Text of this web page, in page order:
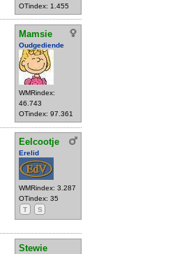
OTindex: 1.455
Mamsie
Oudgediende
WMRindex:
46.743
OTindex: 97.361
Eelcootje
Erelid
WMRindex: 3.287
OTindex: 35
T
S
Stewie